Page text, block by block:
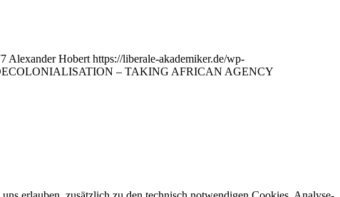
Alexander Hobert https://liberale-akademiker.de/wp-
– TAKING AFRICAN AGENCY